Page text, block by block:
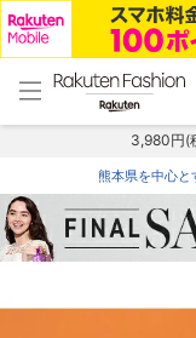
menu home
トップ
3,980円(
熊本県を中心と